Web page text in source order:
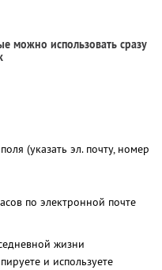
можно использовать сразу
(указать эл. почту, номер
по электронной почте
жизни
и используете